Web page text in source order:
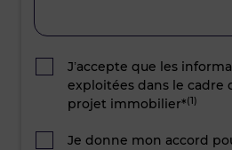
J’accepte que les
exploitées dans le cadre
projet immobilier*(1)
Je donne mon accord